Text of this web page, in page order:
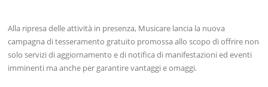
Alla ripresa delle attività in presenza, Musicare lancia la nuova
campagna di tesseramento gratuito promossa allo scopo di offrire non
solo servizi di aggiornamento e di notifica di manifestazioni ed eventi
imminenti ma anche per garantire vantaggi e omaggi.